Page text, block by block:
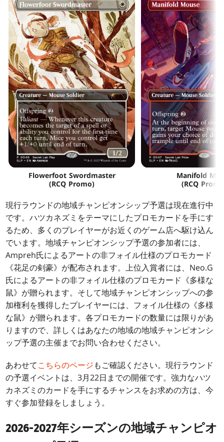
Flowerfoot Swordmaster
(RCQ Promo)
Manifold
(RCQ
現行ラウンドの地域チャンピオンシップ予選は現在進行中
です。ハツカネズミをテーマにしたプロモカードを手にす
るため、多くのプレイヤーがお近くのゲーム店へ駆け込ん
でいます。地域チャンピオンシップ予選の参加者には、
Ampreh氏によるアートの非フォイル仕様のプロモカード
《花足の剣豪》が配布されます。上位入賞者には、Neo.G
氏によるアートの非フォイル仕様のプロモカード《多様な
鼠》が贈られます。そして地域チャンピオンシップへの参
加権利を獲得したプレイヤーには、フォイル仕様の《多様
な鼠》が贈られます。各プロモカードの数量には限りがあ
りますので、詳しくはあなたの地域の地域チャンピオンシ
ップ予選の主催までお問い合わせください。
あわせてこちらのページもご確認ください。現行ラウンド
の予選イベントは、3月22日までの開催です。強力なハツ
カネズミのカードを手にするチャンスをお求めの方は、今
すぐ参加登録をしましょう。
2026-2027年シーズンの地域チャンピオ